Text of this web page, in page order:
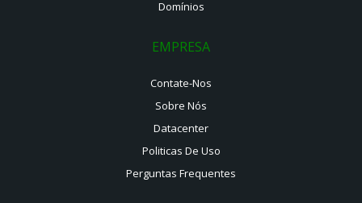
Domínios
EMPRESA
Contate-Nos
Sobre Nós
Datacenter
Politicas De Uso
Perguntas Frequentes